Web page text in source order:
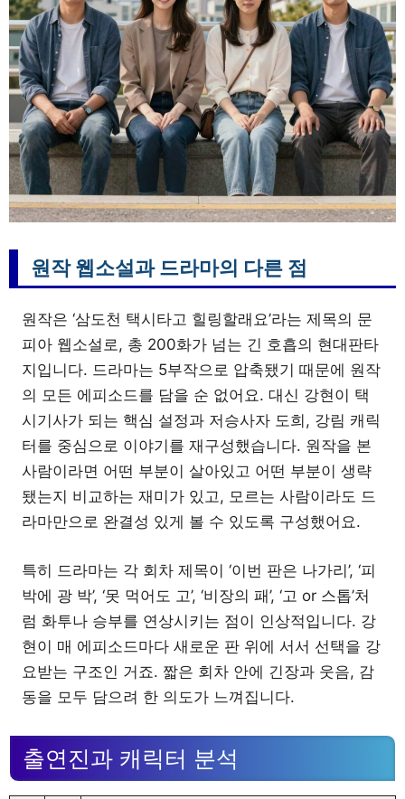
원작 웹소설과 드라마의 다른 점
원작은 ‘삼도천 택시타고 힐링할래요’라는 제목의 문
피아 웹소설로, 총 200화가 넘는 긴 호흡의 현대판타
지입니다. 드라마는 5부작으로 압축됐기 때문에 원작
의 모든 에피소드를 담을 순 없어요. 대신 강현이 택
시기사가 되는 핵심 설정과 저승사자 도희, 강림 캐릭
터를 중심으로 이야기를 재구성했습니다. 원작을 본
사람이라면 어떤 부분이 살아있고 어떤 부분이 생략
됐는지 비교하는 재미가 있고, 모르는 사람이라도 드
라마만으로 완결성 있게 볼 수 있도록 구성했어요.
특히 드라마는 각 회차 제목이 ‘이번 판은 나가리’, ‘피
박에 광 박’, ‘못 먹어도 고’, ‘비장의 패’, ‘고 or 스톱’처
럼 화투나 승부를 연상시키는 점이 인상적입니다. 강
현이 매 에피소드마다 새로운 판 위에 서서 선택을 강
요받는 구조인 거죠. 짧은 회차 안에 긴장과 웃음, 감
동을 모두 담으려 한 의도가 느껴집니다.
출연진과 캐릭터 분석